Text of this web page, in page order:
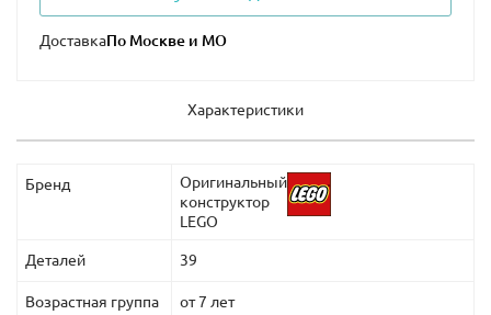
Доставка
Характеристики
Бренд
Оригинальный
конструктор
LEGO
Деталей 39
Возрастная группа от 7 лет